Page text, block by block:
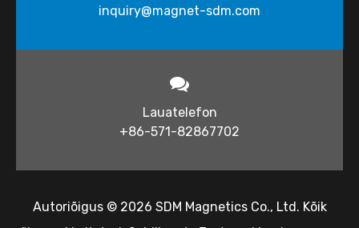
inquiry@magnet-sdm.com​​​​​​
Lauatelefon
+86-571-82867702
Autoriõigus © 2026 ​​​​​ SDM Magnetics Co., Ltd. Kõik